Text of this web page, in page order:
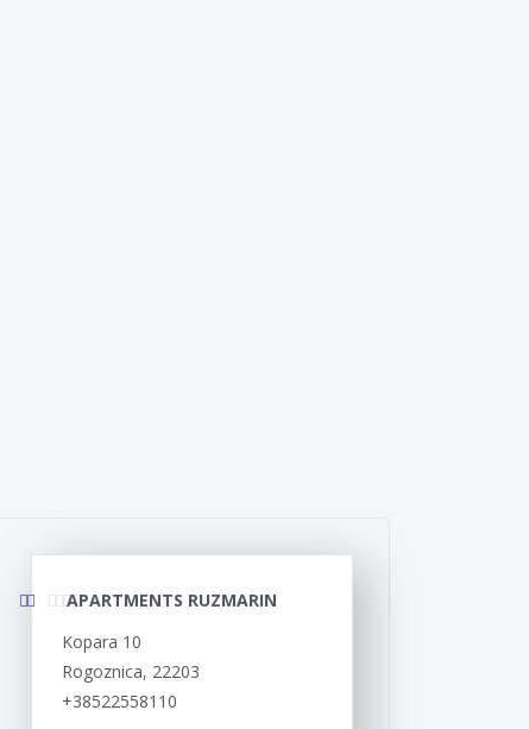
APARTMENTS RUZMARIN
Kopara 10
Rogoznica, 22203
+38522558110